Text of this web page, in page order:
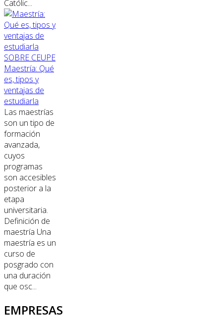
Católic...
SOBRE CEUPE
Maestría: Qué
es, tipos y
ventajas de
estudiarla
Las maestrías
son un tipo de
formación
avanzada,
cuyos
programas
son accesibles
posterior a la
etapa
universitaria.
Definición de
maestría Una
maestría es un
curso de
posgrado con
una duración
que osc...
EMPRESAS